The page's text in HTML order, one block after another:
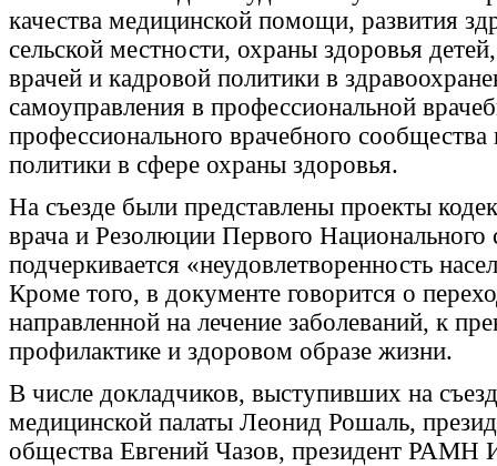
качества медицинской помощи, развития
сельской местности, охраны здоровья
врачей и кадровой политики в
самоуправления в профессиональной
профессионального врачебного сообщества
политики в сфере охраны здоровья.
На съезде были представлены проекты
врача и Резолюции Первого Национального
подчеркивается «неудовлетворенность
Кроме того, в документе говорится о
направленной на лечение заболеваний, к
профилактике и здоровом образе жизни.
В числе докладчиков, выступивших на
медицинской палаты Леонид Рошаль,
общества Евгений Чазов, президент РАМН